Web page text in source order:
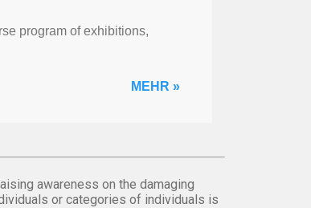
program of exhibitions,
MEHR »
awareness on the damaging
or categories of individuals is